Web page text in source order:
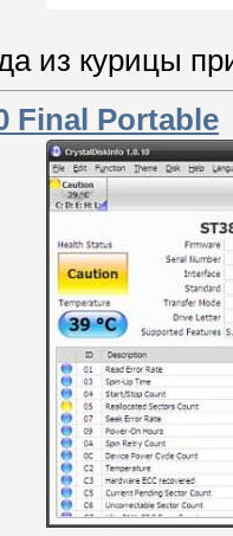
из курицы
Final Portable